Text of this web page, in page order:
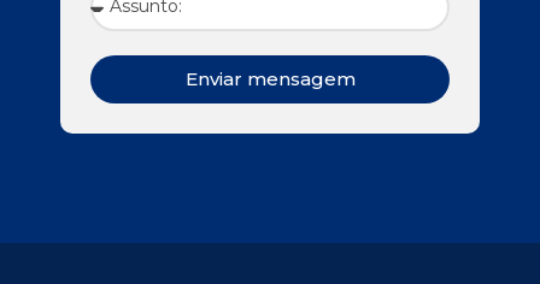
Enviar mensagem